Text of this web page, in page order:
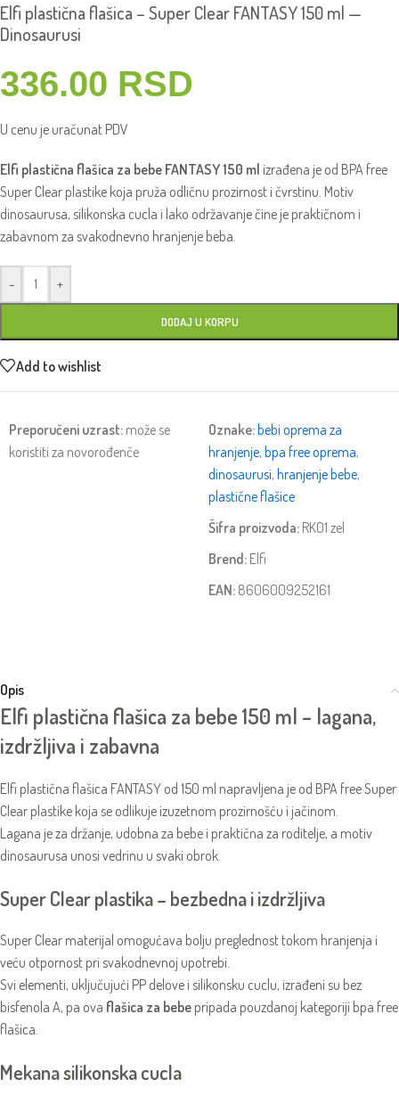
Elfi plastična flašica – Super Clear FANTASY 150 ml —
Dinosaurusi
336.00 RSD
U cenu je uračunat PDV
Elfi plastična flašica za bebe FANTASY 150 ml izrađena je od BPA free
Super Clear plastike koja pruža odličnu prozirnost i čvrstinu. Motiv
dinosaurusa, silikonska cucla i lako održavanje čine je praktičnom i
zabavnom za svakodnevno hranjenje beba.
- +
DODAJ U KORPU
Add to wishlist
Preporučeni uzrast: može se
koristiti za novorođenče
Oznake: bebi oprema za
hranjenje, bpa free oprema,
dinosaurusi, hranjenje bebe,
plastične flašice
Šifra proizvoda: RK01 zel
Brend: Elfi
EAN: 8606009252161
Opis
Elfi plastična flašica za bebe 150 ml – lagana,
izdržljiva i zabavna
Elfi plastična flašica FANTASY od 150 ml napravljena je od BPA free Super
Clear plastike koja se odlikuje izuzetnom prozirnošću i jačinom.
Lagana je za držanje, udobna za bebe i praktična za roditelje, a motiv
dinosaurusa unosi vedrinu u svaki obrok.
Super Clear plastika – bezbedna i izdržljiva
Super Clear materijal omogućava bolju preglednost tokom hranjenja i
veću otpornost pri svakodnevnoj upotrebi.
Svi elementi, uključujući PP delove i silikonsku cuclu, izrađeni su bez
bisfenola A, pa ova flašica za bebe pripada pouzdanoj kategoriji bpa free
flašica.
Mekana silikonska cucla